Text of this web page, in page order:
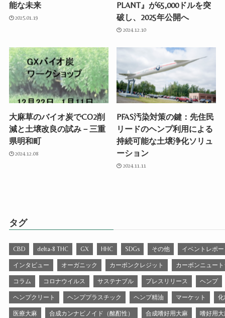
能な未来
2025.01.19
PLANT』が65,000ドルを突
破し、2025年公開へ
2024.12.10
大麻草のバイオ炭でCO2削
減と土壌改良の試み－三重
県明和町
2024.12.08
PFAS汚染対策の鍵：先住民
リードのヘンプ利用による
持続可能な土壌浄化ソリュ
ーション
2024.11.11
タグ
CBD delta-8 THC GX HHC SDGs その他 イベントレポ
インタビュー オーガニック カーボンクレジット カーボンニュー
コラム コロナウイルス サステナブル プレスリリース ヘンプ
ヘンプクリート ヘンププラスチック ヘンプ精油 マーケット
医療大麻 合成カンナビノイド（酩酊性） 合成嗜好用大麻 嗜好用